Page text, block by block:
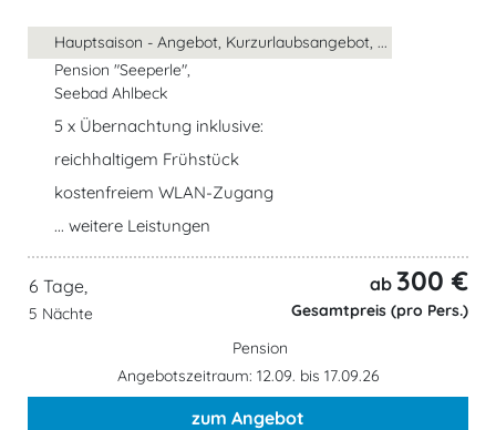
Hauptsaison - Angebot, Kurzurlaubsangebot, ...
Pension "Seeperle",
Seebad Ahlbeck
5 x Übernachtung inklusive:
reichhaltigem Frühstück
kostenfreiem WLAN-Zugang
... weitere Leistungen
6 Tage,
5 Nächte
ab 300 €
Gesamtpreis (pro Pers.)
Pension
Angebotszeitraum: 12.09. bis 17.09.26
zum Angebot